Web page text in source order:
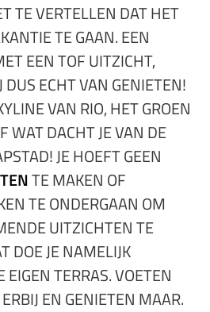
TE VERTELLEN DAT HET
TE GAAN. EEN
EEN TOF UITZICHT,
ECHT VAN GENIETEN!
VAN RIO, HET GROEN
WAT DACHT JE VAN DE
JE HOEFT GEEN
TE MAKEN OF
TE ONDERGAAN OM
UITZICHTEN TE
DOE JE NAMELIJK
EIGEN TERRAS. VOETEN
EN GENIETEN MAAR.